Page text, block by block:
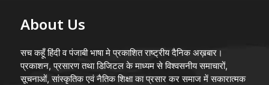
About Us
सच कहूँ हिंदी व पंजाबी भाषा मे प्रकाशित राष्ट्रीय दैनिक अख़बार।
प्रकाशन, प्रसारण तथा डिजिटल के माध्यम से विश्वसनीय समाचारों,
सूचनाओं, सांस्कृतिक एवं नैतिक शिक्षा का प्रसार कर समाज में सकारात्मक